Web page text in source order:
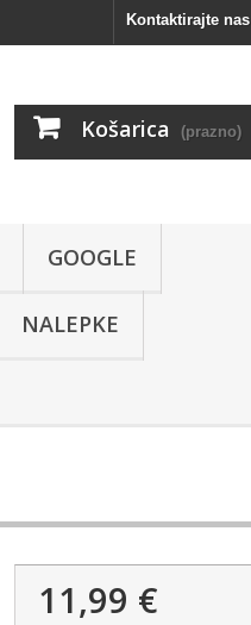
Kontaktirajte nas
Košarica (prazno)
GOOGLE
NALEPKE
11,99 €